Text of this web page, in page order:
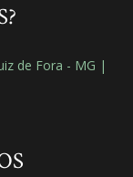
de Fora - MG |